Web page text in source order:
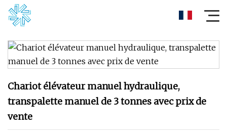
Chariot élévateur manuel hydraulique,
transpalette manuel de 3 tonnes avec prix de
vente